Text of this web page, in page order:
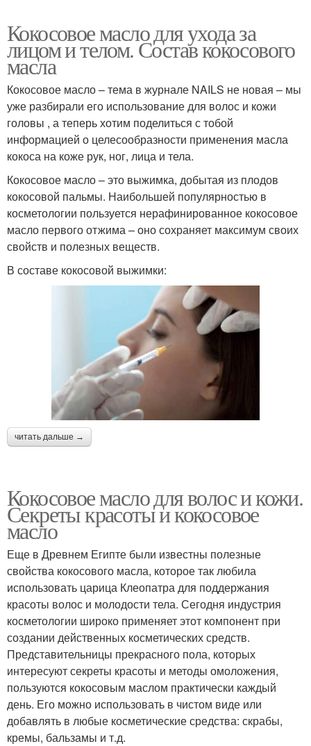
Кокосовое масло для ухода за
лицом и телом. Состав кокосового
масла
Кокосовое масло – тема в журнале NAILS не новая – мы
уже разбирали его использование для волос и кожи
головы , а теперь хотим поделиться с тобой
информацией о целесообразности применения масла
кокоса на коже рук, ног, лица и тела.
Кокосовое масло – это выжимка, добытая из плодов
кокосовой пальмы. Наибольшей популярностью в
косметологии пользуется нерафинированное кокосовое
масло первого отжима – оно сохраняет максимум своих
свойств и полезных веществ.
В составе кокосовой выжимки:
читать дальше →
Кокосовое масло для волос и кожи.
Секреты красоты и кокосовое
масло
Еще в Древнем Египте были известны полезные
свойства кокосового масла, которое так любила
использовать царица Клеопатра для поддержания
красоты волос и молодости тела. Сегодня индустрия
косметологии широко применяет этот компонент при
создании действенных косметических средств.
Представительницы прекрасного пола, которых
интересуют секреты красоты и методы омоложения,
пользуются кокосовым маслом практически каждый
день. Его можно использовать в чистом виде или
добавлять в любые косметические средства: скрабы,
кремы, бальзамы и т.д.